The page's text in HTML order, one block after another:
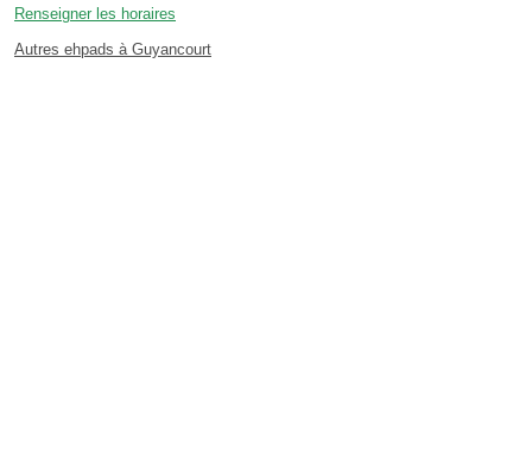
Renseigner les horaires
Autres ehpads à Guyancourt